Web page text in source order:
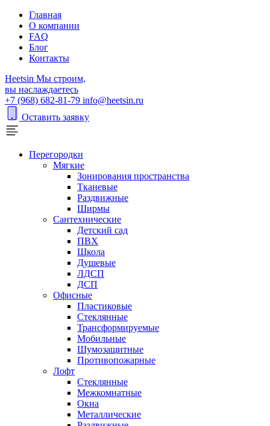
Главная
О компании
FAQ
Блог
Контакты
Heetsin Мы строим,
вы наслаждаетесь
+7 (968) 682-81-79 info@heetsin.ru
Оставить заявку
Перегородки
Мягкие
Зонирования пространства
Тканевые
Раздвижные
Ширмы
Сантехнические
Детский сад
ПВХ
Школа
Душевые
ЛДСП
ДСП
Офисные
Пластиковые
Стеклянные
Трансформируемые
Мобильные
Шумозащитные
Противопожарные
Лофт
Стеклянные
Межкомнатные
Окна
Металлические